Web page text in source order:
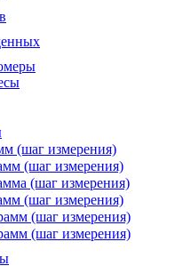
(шаг измерения)
(шаг измерения)
(шаг измерения)
(шаг измерения)
(шаг измерения)
(шаг измерения)